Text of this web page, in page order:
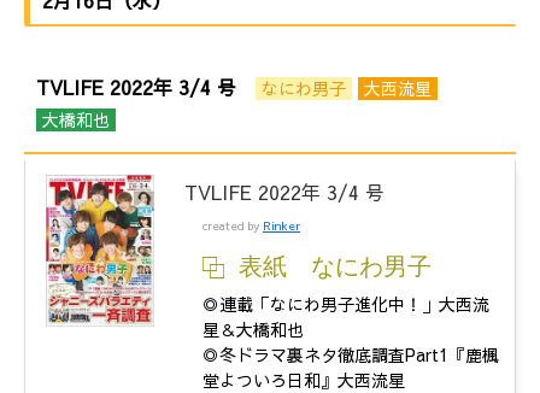
TVLIFE 2022年 3/4 号 なにわ男子
大西流星
大橋和也
TVLIFE 2022年 3/4 号
created by Rinker
表紙 なにわ男子
◎連載「なにわ男子進化中！」大西流
星＆大橋和也
◎冬ドラマ裏ネタ徹底調査Part1『鹿楓
堂よついろ日和』大西流星